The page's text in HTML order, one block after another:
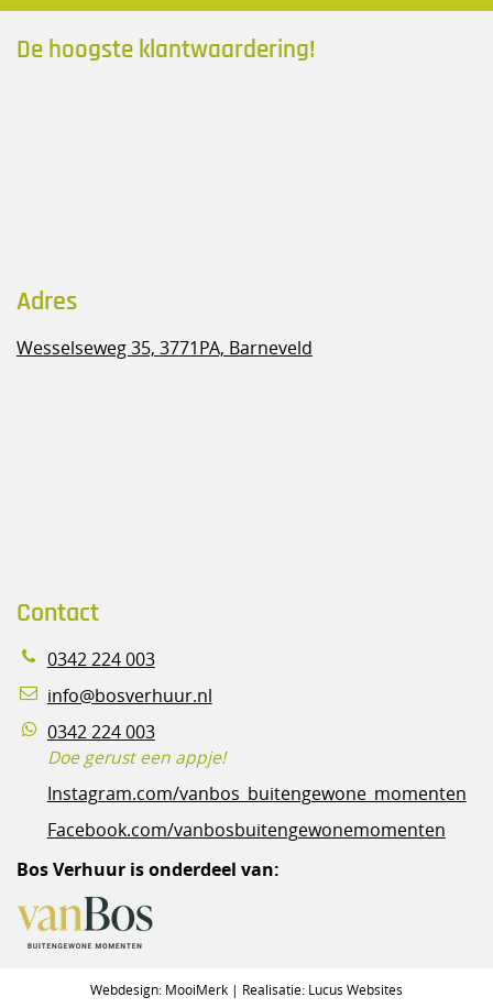
De hoogste klantwaardering!
Adres
Wesselseweg 35, 3771PA, Barneveld
Contact
0342 224 003
info@bosverhuur.nl
0342 224 003
Doe gerust een appje!
Instagram.com/vanbos_buitengewone_momenten
Facebook.com/vanbosbuitengewonemomenten
Bos Verhuur is onderdeel van:
Webdesign: MooiMerk | Realisatie: Lucus Websites